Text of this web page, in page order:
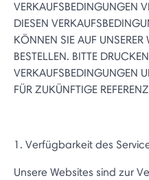
VERKAUFSBEDINGUNGEN
DIESEN
KÖNNEN SIE AUF UNSERER
BESTELLEN. BITTE
VERKAUFSBEDINGUNGEN
FÜR ZUKÜNFTIGE
1. Verfügbarkeit des
Unsere Websites sind zur